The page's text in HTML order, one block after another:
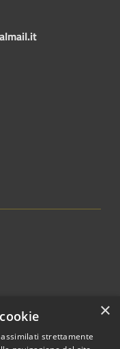
×
strettamente